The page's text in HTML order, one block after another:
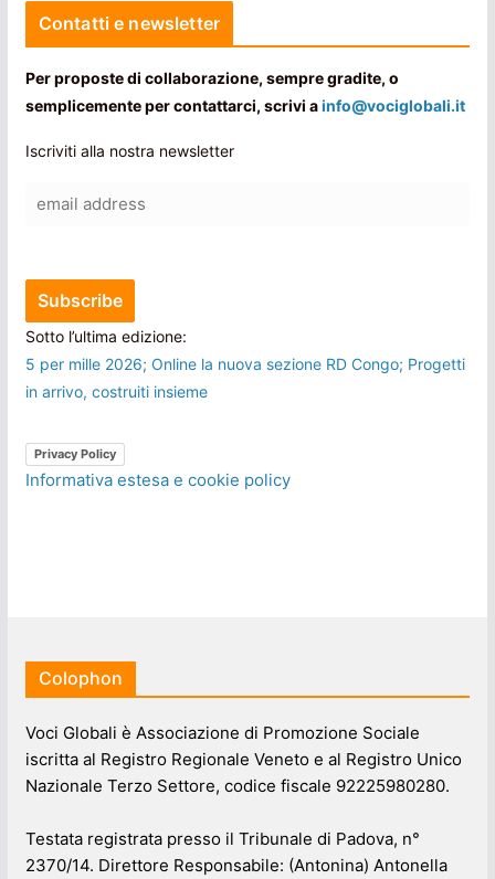
Contatti e newsletter
Per proposte di collaborazione, sempre gradite, o
semplicemente per contattarci, scrivi ainfo@vociglobali.it
Iscriviti alla nostra newsletter
Sotto l’ultima edizione:
5 per mille 2026; Online la nuova sezione RD Congo; Progetti
in arrivo, costruiti insieme
Privacy Policy
Informativa estesa e cookie policy
Colophon
Voci Globali è Associazione di Promozione Sociale
iscritta al Registro Regionale Veneto e al Registro Unico
Nazionale Terzo Settore, codice fiscale 92225980280.
Testata registrata presso il Tribunale di Padova, n°
2370/14. Direttore Responsabile: (Antonina) Antonella